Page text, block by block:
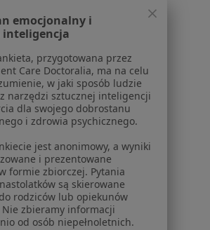
Choroby
Pomoc
Aplikacje mobilne
Blog dla pacjentów
profesjonalistów
Cennik
Dla lekarzy
placówek medycznych
Noa Notes nowość
Baza wiedzy
Pomocy dla Specjalisty
emocjonalny i
inteligencja
przygotowana przez
Care Doctoralia, ma na celu
w jaki sposób ludzie
narzędzi sztucznej inteligencji
dla swojego dobrostanu
i zdrowia psychicznego.
jest anonimowy, a wyniki
i prezentowane
formie zbiorczej. Pytania
są skierowane
rodziców lub opiekunów
zbieramy informacji
od osób niepełnoletnich.